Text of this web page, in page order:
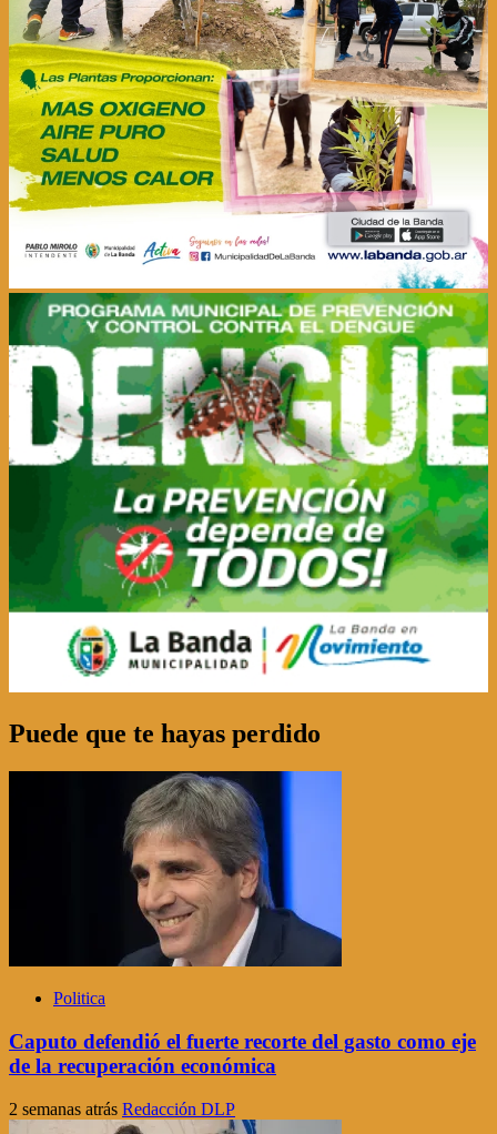
Puede que te hayas perdido
Politica
Caputo defendió el fuerte recorte del gasto como eje
de la recuperación económica
2 semanas atrás Redacción DLP